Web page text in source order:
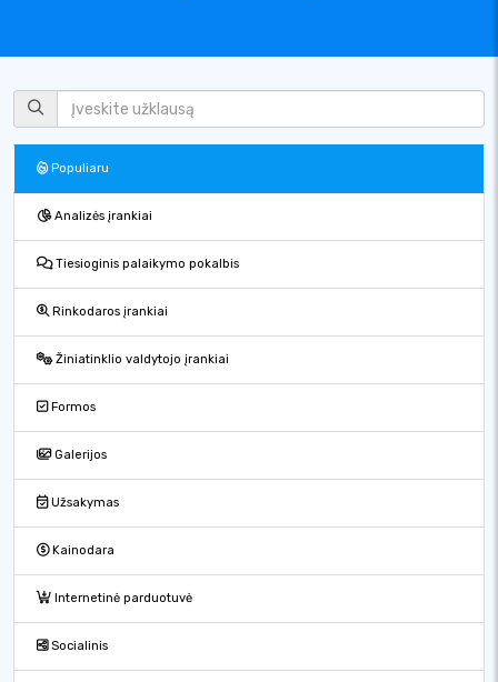
Populiaru
Analizės įrankiai
Tiesioginis palaikymo pokalbis
Rinkodaros įrankiai
Žiniatinklio valdytojo įrankiai
Formos
Galerijos
Užsakymas
Kainodara
Internetinė parduotuvė
Socialinis